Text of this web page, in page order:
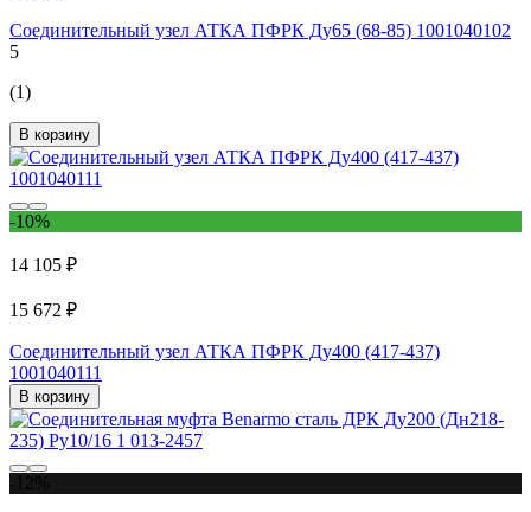
Соединительный узел АТКА ПФРК Ду65 (68-85) 1001040102
5
(1)
В корзину
-10%
14 105 ₽
15 672 ₽
Соединительный узел АТКА ПФРК Ду400 (417-437)
1001040111
В корзину